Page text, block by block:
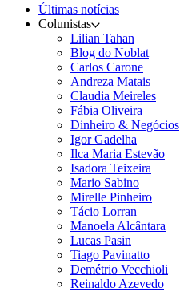
Últimas notícias
Colunistas
Lilian Tahan
Blog do Noblat
Carlos Carone
Andreza Matais
Claudia Meireles
Fábia Oliveira
Dinheiro & Negócios
Igor Gadelha
Ilca Maria Estevão
Isadora Teixeira
Mario Sabino
Mirelle Pinheiro
Tácio Lorran
Manoela Alcântara
Lucas Pasin
Tiago Pavinatto
Demétrio Vecchioli
Reinaldo Azevedo